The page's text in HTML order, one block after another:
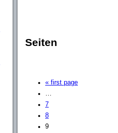
Seiten
« first page
…
7
8
9